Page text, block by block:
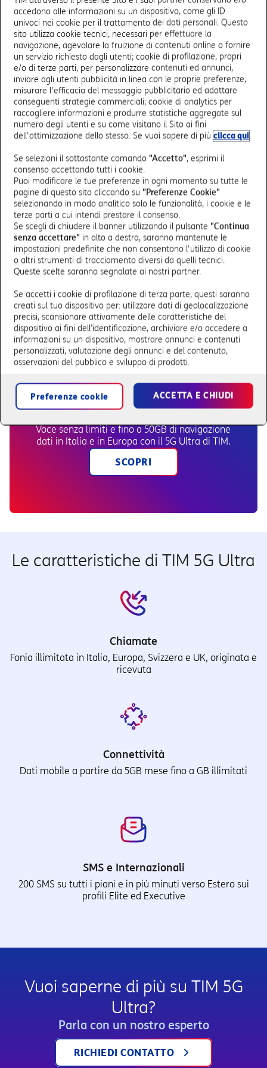
Voce e navigazione senza limiti con SIM
secondaria inclusa. E per i viaggi all’estero,
minuti di fonia e 5GB per restare sempre
connessi.
SCOPRI
TIM 5G Elite
Voce senza limiti e fino a 300GB di navigazione
dati in Italia e 100GB in Europa con il 5G Ultra di
TIM, anche in abbonamento.
SCOPRI
TIM 5G Professional
Voce senza limiti e fino a 150GB di navigazione
dati in Italia e 50GB in Europa con il 5G Ultra di
TIM.
SCOPRI
Voce senza limiti e fino a 50GB di navigazione
dati in Italia e in Europa con il 5G Ultra di TIM.
SCOPRI
Le caratteristiche di TIM 5G Ultra
Chiamate
Fonia illimitata in Italia, Europa, Svizzera e UK, originata e
ricevuta
Connettività
Dati mobile a partire da 5GB mese fino a GB illimitati
SMS e Internazionali
200 SMS su tutti i piani e in più minuti verso Estero sui
profili Elite ed Executive
Vuoi saperne di più su TIM 5G
Ultra?
Parla con un nostro esperto
RICHIEDI CONTATTO
accedono alle informazioni su un dispositivo, come gli ID
univoci nei cookie per il trattamento dei dati personali. Questo
sito utilizza cookie tecnici, necessari per effettuare la
navigazione, agevolare la fruizione di contenuti online o fornire
un servizio richiesto dagli utenti; cookie di profilazione, propri
e/o di terze parti, per personalizzare contenuti ed annunci,
inviare agli utenti pubblicità in linea con le proprie preferenze,
misurare l'efficacia del messaggio pubblicitario ed adottare
conseguenti strategie commerciali; cookie di analytics per
raccogliere informazioni e produrre statistiche aggregate sul
numero degli utenti e su come visitano il Sito ai fini
dell'ottimizzazione dello stesso. Se vuoi sapere di più clicca qui.
Se selezioni il sottostante comando "Accetto", esprimi il
consenso accettando tutti i cookie.
Puoi modificare le tue preferenze in ogni momento su tutte le
pagine di questo sito cliccando su "Preferenze Cookie"
selezionando in modo analitico solo le funzionalità, i cookie e le
terze parti a cui intendi prestare il consenso.
Se scegli di chiudere il banner utilizzando il pulsante "Continua
senza accettare" in alto a destra, saranno mantenute le
impostazioni predefinite che non consentono l'utilizzo di cookie
o altri strumenti di tracciamento diversi da quelli tecnici.
Queste scelte saranno segnalate ai nostri partner.
Se accetti i cookie di profilazione di terza parte, questi saranno
creati sul tuo dispositivo per: utilizzare dati di geolocalizzazione
precisi, scansionare attivamente delle caratteristiche del
dispositivo ai fini dell’identificazione, archiviare e/o accedere a
informazioni su un dispositivo, mostrare annunci e contenuti
personalizzati, valutazione degli annunci e del contenuto,
osservazioni del pubblico e sviluppo di prodotti.
Preferenze cookie ACCETTA E CHIUDI